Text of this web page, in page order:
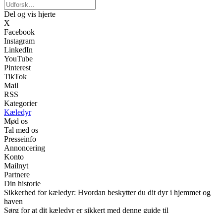
Del og vis hjerte
X
Facebook
Instagram
LinkedIn
YouTube
Pinterest
TikTok
Mail
RSS
Kategorier
Kæledyr
Mød os
Tal med os
Presseinfo
Annoncering
Konto
Mailnyt
Partnere
Din historie
Sikkerhed for kæledyr: Hvordan beskytter du dit dyr i hjemmet og
haven
Sørg for at dit kæledyr er sikkert med denne guide til